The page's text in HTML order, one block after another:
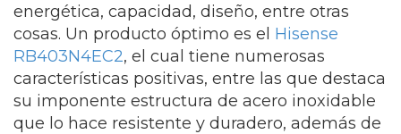
energética, capacidad, diseño, entre otras
cosas. Un producto óptimo es el Hisense
RB403N4EC2, el cual tiene numerosas
características positivas, entre las que destaca
su imponente estructura de acero inoxidable
que lo hace resistente y duradero, además de